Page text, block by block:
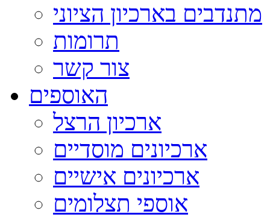
מתנדבים בארכיון הציוני
תרומות
צור קשר
האוספים
ארכיון הרצל
ארכיונים מוסדיים
ארכיונים אישיים
אוספי תצלומים